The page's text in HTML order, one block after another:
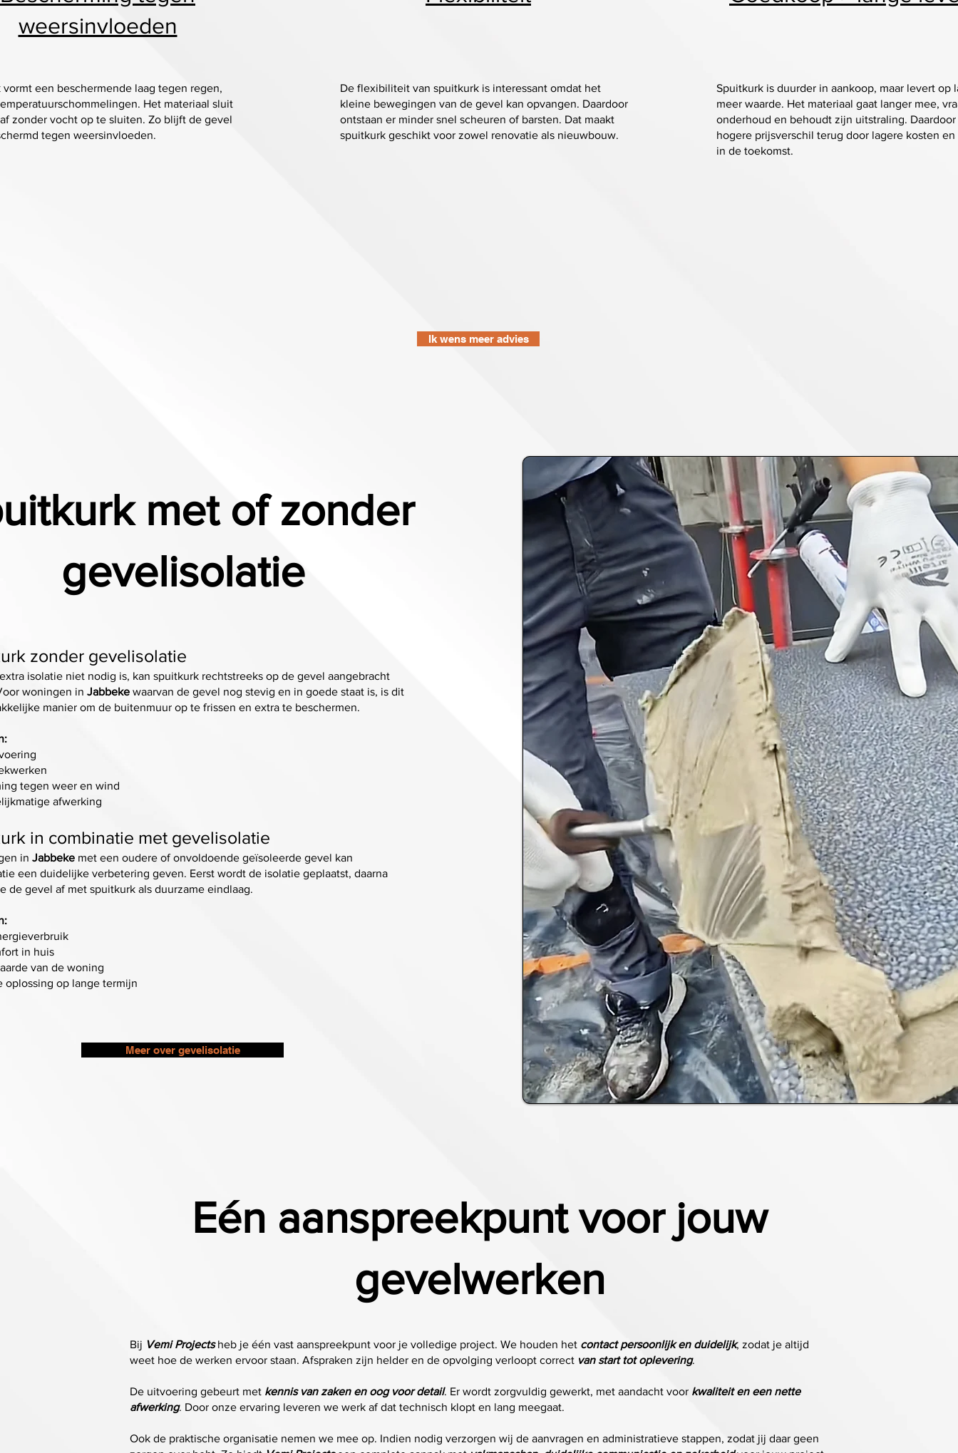
weersinvloeden
vormt een beschermende laag tegen regen,
Het materiaal sluit
zonder vocht op te sluiten. Zo blijft de gevel
tegen weersinvloeden.
De flexibiliteit van spuitkurk is interessant omdat het
kleine bewegingen van de gevel kan opvangen. Daardoor
ontstaan er minder snel scheuren of barsten. Dat maakt
spuitkurk geschikt voor zowel renovatie als nieuwbouw.
Spuitkurk is duurder in aankoop, maar levert op
meer waarde. Het materiaal gaat langer mee,
onderhoud en behoudt zijn uitstraling.
hogere prijsverschil terug door lagere kosten
in de toekomst.
Ik wens meer advies
met of zonder
gevelisolatie
zonder gevelisolatie
isolatie niet nodig is, kan spuitkurk rechtstreeks op de gevel aangebracht
woningen in Jabbeke waarvan de gevel nog stevig en in goede staat is, is dit
manier om de buitenmuur op te frissen en extra te beschermen.
tegen weer en wind
afwerking
in combinatie met gevelisolatie
in Jabbeke met een oudere of onvoldoende geïsoleerde gevel kan
een duidelijke verbetering geven. Eerst wordt de isolatie geplaatst, daarna
de gevel af met spuitkurk als duurzame eindlaag.
in huis
van de woning
oplossing op lange termijn
Meer over gevelisolatie
Eén aanspreekpunt voor jouw
gevelwerken
Bij Vemi Projectsheb je één vast aanspreekpunt voor je volledige project. We houden het contact persoonlijk en duidelijk, zodat je altijd
weet hoe de werken ervoor staan. Afspraken zijn helder en de opvolging verloopt correct van start tot oplevering.
De uitvoering gebeurt met kennis van zaken en oog voor detail. Er wordt zorgvuldig gewerkt, met aandacht voor kwaliteit en een nette
afwerking. Door onze ervaring leveren we werk af dat technisch klopt en lang meegaat.
Ook de praktische organisatie nemen we mee op. Indien nodig verzorgen wij de aanvragen en administratieve stappen, zodat jij daar geen